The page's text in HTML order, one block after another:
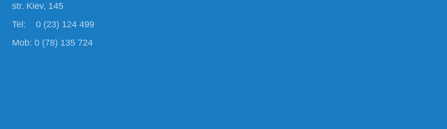
str. Kiev, 145
Tel: 0 (23) 124 499
Mob: 0 (78) 135 724